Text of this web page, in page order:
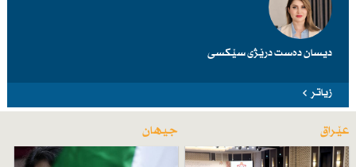
دیسان دەست درێژی سێكسی
زیاتر
عێراق جیهان